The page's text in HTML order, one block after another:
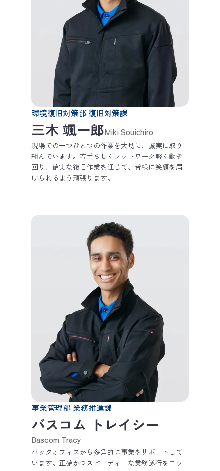
環境復旧対策部 復旧対策課
三木 颯一郎 Miki Souichiro
現場での一つひとつの作業を大切に、誠実に取り
組んでいます。若手らしくフットワーク軽く動き
回り、確実な復旧作業を通じて、皆様に笑顔を届
けられるよう頑張ります。
事業管理部 業務推進課
バスコム トレイシー
Bascom Tracy
バックオフィスから多角的に事業をサポートして
います。正確かつスピーディーな業務遂行をモッ